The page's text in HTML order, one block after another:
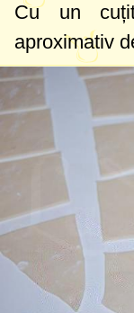
Cu un
aproximativ